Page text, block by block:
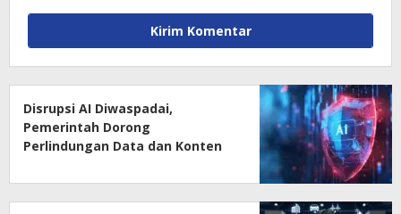
Disrupsi AI Diwaspadai,
Pemerintah Dorong
Perlindungan Data dan Konten